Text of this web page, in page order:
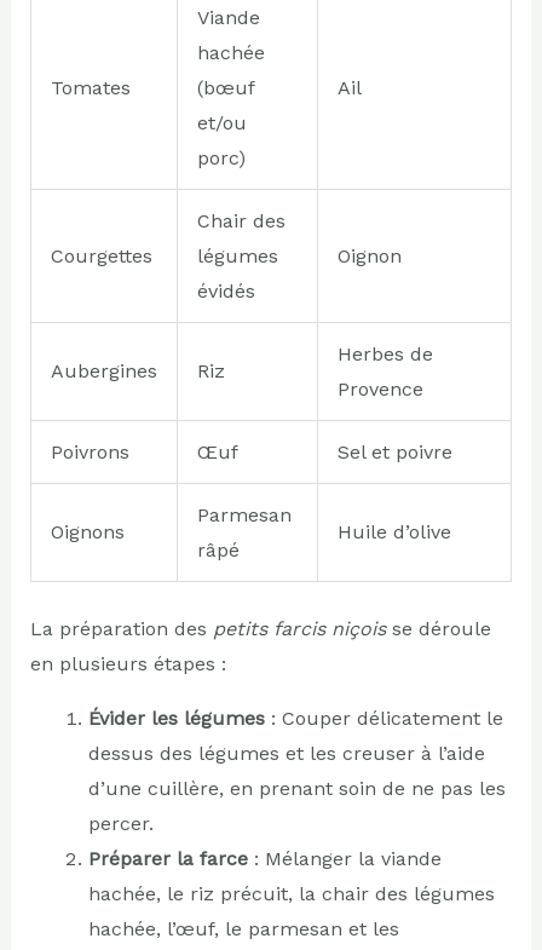
Tomates
Viande
hachée
(bœuf
et/ou
porc)
Ail
Courgettes
Chair des
légumes
évidés
Oignon
Aubergines Riz
Herbes de
Provence
Poivrons Œuf Sel et poivre
Oignons
Parmesan
râpé
Huile d’olive
La préparation des petits farcis niçoisse déroule
en plusieurs étapes :
Évider les légumes: Couper délicatement le
dessus des légumes et les creuser à l’aide
d’une cuillère, en prenant soin de ne pas les
percer.
Préparer la farce: Mélanger la viande
hachée, le riz précuit, la chair des légumes
hachée, l’œuf, le parmesan et les